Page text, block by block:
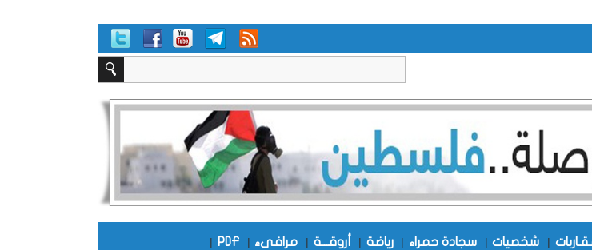
| شخصيات | سجادة حمراء | رياضة | أروقـــة | مرافىء |
PDF
|